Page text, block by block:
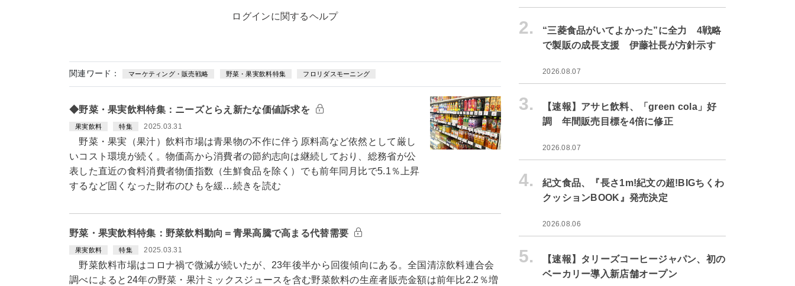
ログインに関するヘルプ
関連ワード： マーケティング・販売戦略 野菜・果実飲料特集 フロリダスモーニング
◆野菜・果実飲料特集：ニーズとらえ新たな価値訴求を
果実飲料 特集 2025.03.31
野菜・果実（果汁）飲料市場は青果物の不作に伴う原料高など依然として厳し
いコスト環境が続く。物価高から消費者の節約志向は継続しており、総務省が公
表した直近の食料消費者物価指数（生鮮食品を除く）でも前年同月比で5.1％上昇
するなど固くなった財布のひもを緩…続きを読む
野菜・果実飲料特集：野菜飲料動向＝青果高騰で高まる代替需要
果実飲料 特集 2025.03.31
野菜飲料市場はコロナ禍で微減が続いたが、23年後半から回復傾向にある。全国清涼飲料連合会
調べによると24年の野菜・果汁ミックスジュースを含む野菜飲料の生産者販売金額は前年比2.2％増
2.
“三菱食品がいてよかった”に全力 4戦略
で製販の成長支援 伊藤社長が方針示す
2026.08.07
3.
【速報】アサヒ飲料、「green cola」好
調 年間販売目標を4倍に修正
2026.08.07
4.
紀文食品、『長さ1m!紀文の超!BIGちくわ
クッションBOOK』発売決定
2026.08.06
5.
【速報】タリーズコーヒージャパン、初の
ベーカリー導入新店舗オープン